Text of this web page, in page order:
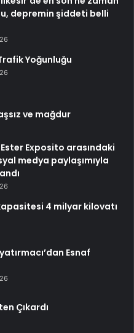
depremin şiddeti belli
Yoğunluğu
ve mağdur
Exposito arasındaki
medya paylaşımıyla
4 milyar kilovatı
Esnaf
Çıkardı